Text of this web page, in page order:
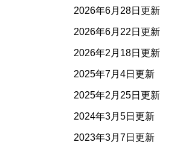
2026年6月28日更新
2026年6月22日更新
2026年2月18日更新
2025年7月4日更新
2025年2月25日更新
2024年3月5日更新
2023年3月7日更新